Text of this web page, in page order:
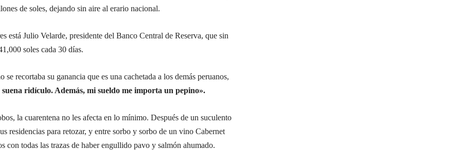
de soles, dejando sin aire al erario nacional.
está Julio Velarde, presidente del Banco Central de Reserva, que sin
soles cada 30 días.
recortaba su ganancia que es una cachetada a los demás peruanos,
suena ridículo. Además, mi sueldo me importa un pepino».
la cuarentena no les afecta en lo mínimo. Después de un suculento
residencias para retozar, y entre sorbo y sorbo de un vino Cabernet
con todas las trazas de haber engullido pavo y salmón ahumado.